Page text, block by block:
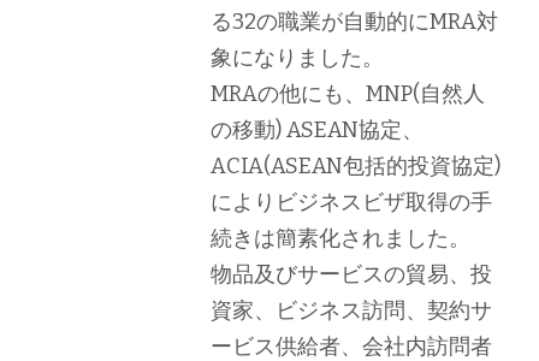
る32の職業が自動的にMRA対
象になりました。
MRAの他にも、MNP(自然人
の移動) ASEAN協定、
ACIA(ASEAN包括的投資協定)
によりビジネスビザ取得の手
続きは簡素化されました。
物品及びサービスの貿易、投
資家、ビジネス訪問、契約サ
ービス供給者、会社内訪問者